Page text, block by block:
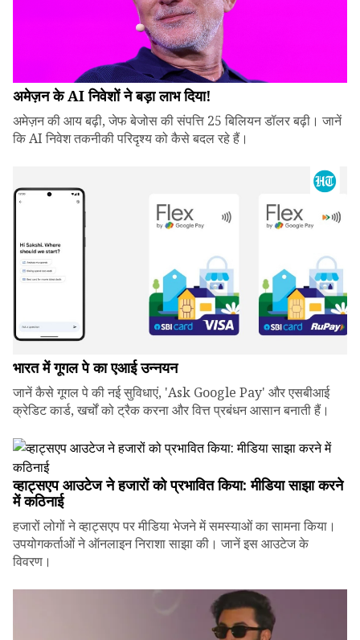
अमेज़न के AI निवेशों ने बड़ा लाभ दिया!
अमेज़न की आय बढ़ी, जेफ बेजोस की संपत्ति 25 बिलियन डॉलर बढ़ी। जानें
कि AI निवेश तकनीकी परिदृश्य को कैसे बदल रहे हैं।
भारत में गूगल पे का एआई उन्नयन
जानें कैसे गूगल पे की नई सुविधाएं, 'Ask Google Pay' और एसबीआई
क्रेडिट कार्ड, खर्चों को ट्रैक करना और वित्त प्रबंधन आसान बनाती हैं।
व्हाट्सएप आउटेज ने हजारों को प्रभावित किया: मीडिया साझा करने
में कठिनाई
हजारों लोगों ने व्हाट्सएप पर मीडिया भेजने में समस्याओं का सामना किया।
उपयोगकर्ताओं ने ऑनलाइन निराशा साझा की। जानें इस आउटेज के
विवरण।